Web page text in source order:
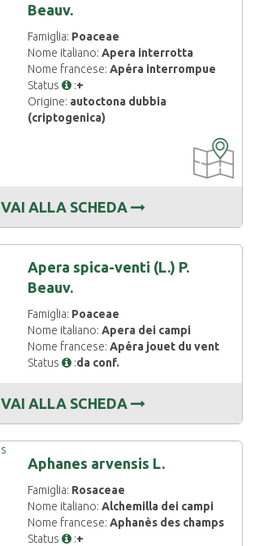
Beauv.
Famiglia: Poaceae
Nome italiano:Apera interrotta
Nome francese:Apéra interrompue
Status
:+
Origine: autoctona dubbia
(criptogenica)
DISPONIBILE
VAI ALLA SCHEDA
Apera spica-venti (L.) P.
Beauv.
Famiglia: Poaceae
Nome italiano:Apera dei campi
Nome francese:Apéra jouet du vent
Status
:da conf.
VAI ALLA SCHEDA
Aphanes arvensis L.
Famiglia: Rosaceae
Nome italiano:Alchemilla dei campi
Nome francese:Aphanès des champs
Status
:+